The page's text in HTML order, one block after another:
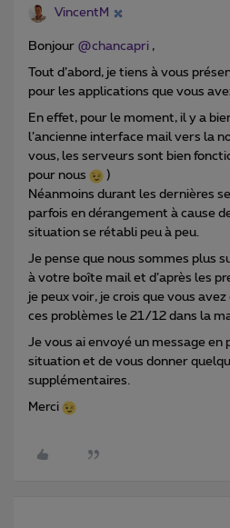
VincentM
Bonjour @chancapri ,
Tout d’abord, je tiens à vous
pour les applications que vous
En effet, pour le moment, il y a
l’ancienne interface mail vers la
vous, les serveurs sont bien
pour nous
)
Néanmoins durant les dernières
parfois en dérangement à cause
situation se rétabli peu à peu.
Je pense que nous sommes plus
à votre boîte mail et d’après les
je peux voir, je crois que vous
ces problèmes le 21/12 dans la
Je vous ai envoyé un message en
situation et de vous donner
supplémentaires.
Merci